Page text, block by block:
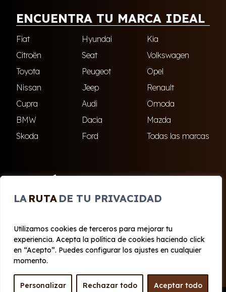
LA RUTA DE TU PRIVACIDAD
Utilizamos cookies de terceros para mejorar tu
experiencia. Acepta la política de cookies haciendo click
en “Acepto”. Puedes configurar los ajustes en cualquier
momento.
Personalizar Rechazar todo Aceptar todo
ENCUENTRA TU MARCA IDEAL
Fiat Hyundai
Kia
Citroën
Seat
Volkswagen
Toyota
Peugeot
Opel
Nissan
Jeep
Renault
Cupra
Audi
Omoda
BMW
Dacia
Mazda
Skoda
Ford Todas las marcas
El Ejido Roquetas de Mar
© 2020 - 2026 Cabo Renting
Aviso legal y Privacidad